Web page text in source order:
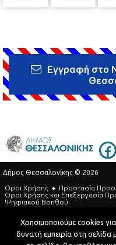
Εγγραφή στο
Δήμος Θεσσαλονίκης © 2026
Όροι Χρήσης
Προστασία
Όροι Xρήσης και Eπεξεργασία
Ψηφιακού Βοηθού
Τηλεφωνικός Κατάλογος
Developed by
Χρησιμοποιούμε cookies
δυνατή εμπειρία στη σελίδα